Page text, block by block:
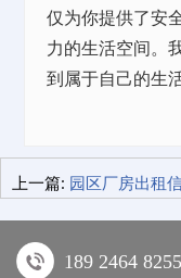
仅为你提供了安
力的生活空间。
到属于自己的生
上一篇:
189 2464 8255